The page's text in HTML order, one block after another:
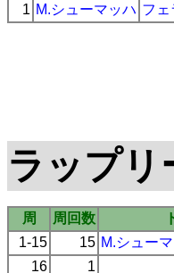
1 M.シューマッハ フェ
ラップリ
周 周回数
1-15
15 M.シュー
16
1